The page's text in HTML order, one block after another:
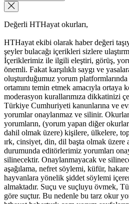
Değerli HTHayat okurları,
HTHayat ekibi olarak haber değeri
şeyler bulacağı içerikleri sizlere
İçeriklerimiz ile ilgili eleştiri, görüş,
önemli. Fakat karşılıklı saygı ve
oluşturduğumuz yorum platformlarında
ortamını temin etmek amacıyla ortaya
moderasyon kurallarımıza dikkatinizi
Türkiye Cumhuriyeti kanunlarına ve
yorumlar onaylanmaz ve silinir.
yorumların, (yorum yapan diğer
dahil olmak üzere) kişilere, ülkelere,
ırk, cinsiyet, din, dil başta olmak üzere
durumunda editörlerimiz yorumları
silinecektir. Onaylanmayacak ve
aşağılama, nefret söylemi, küfür,
hayvanlara yönelik şiddet söylemi
almaktadır. Suçu ve suçluyu övmek,
göre suçtur. Bu nedenle bu tarz okur